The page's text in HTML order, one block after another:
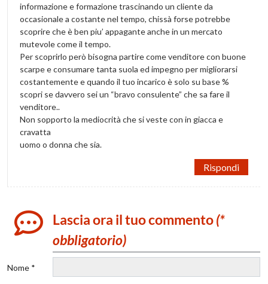
informazione e formazione trascinando un cliente da
occasionale a costante nel tempo, chissà forse potrebbe
scoprire che è ben piu’ appagante anche in un mercato
mutevole come il tempo.
Per scoprirlo però bisogna partire come venditore con buone
scarpe e consumare tanta suola ed impegno per migliorarsi
costantemente e quando il tuo incarico è solo su base %
scopri se davvero sei un “bravo consulente” che sa fare il
venditore..
Non sopporto la mediocrità che si veste con in giacca e
cravatta
uomo o donna che sia.
Rispondi
Lascia ora il tuo commento(*
obbligatorio)
Nome *